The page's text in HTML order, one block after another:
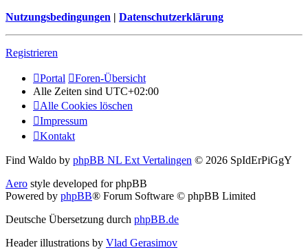
Nutzungsbedingungen | Datenschutzerklärung
Registrieren
Portal
Foren-Übersicht
Alle Zeiten sind UTC+02:00
Alle Cookies löschen
Impressum
Kontakt
Find Waldo by phpBB NL Ext Vertalingen © 2026 SpIdErPiGgY
Aero style developed for phpBB
Powered by phpBB® Forum Software © phpBB Limited
Deutsche Übersetzung durch phpBB.de
Header illustrations by Vlad Gerasimov